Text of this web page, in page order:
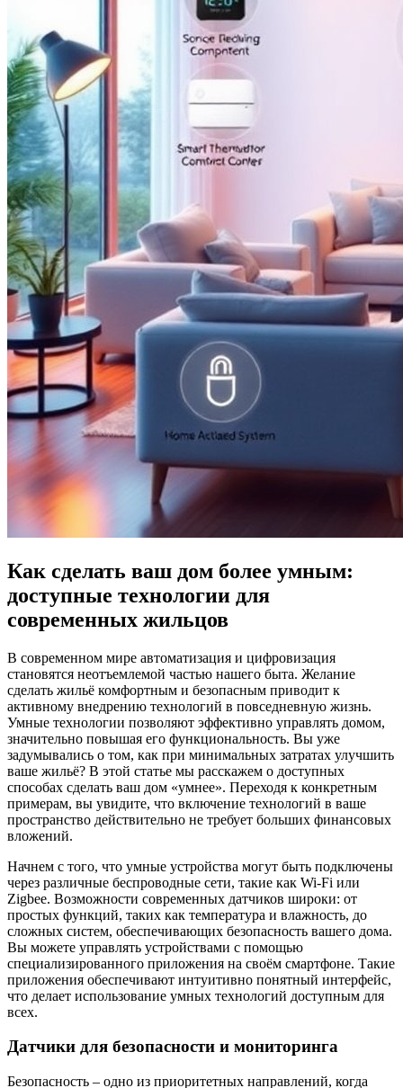
Как сделать ваш дом более умным:
доступные технологии для
современных жильцов
В современном мире автоматизация и цифровизация
становятся неотъемлемой частью нашего быта. Желание
сделать жильё комфортным и безопасным приводит к
активному внедрению технологий в повседневную жизнь.
Умные технологии позволяют эффективно управлять домом,
значительно повышая его функциональность. Вы уже
задумывались о том, как при минимальных затратах улучшить
ваше жильё? В этой статье мы расскажем о доступных
способах сделать ваш дом «умнее». Переходя к конкретным
примерам, вы увидите, что включение технологий в ваше
пространство действительно не требует больших финансовых
вложений.
Начнем с того, что умные устройства могут быть подключены
через различные беспроводные сети, такие как Wi-Fi или
Zigbee. Возможности современных датчиков широки: от
простых функций, таких как температура и влажность, до
сложных систем, обеспечивающих безопасность вашего дома.
Вы можете управлять устройствами с помощью
специализированного приложения на своём смартфоне. Такие
приложения обеспечивают интуитивно понятный интерфейс,
что делает использование умных технологий доступным для
всех.
Датчики для безопасности и мониторинга
Безопасность – одно из приоритетных направлений, когда